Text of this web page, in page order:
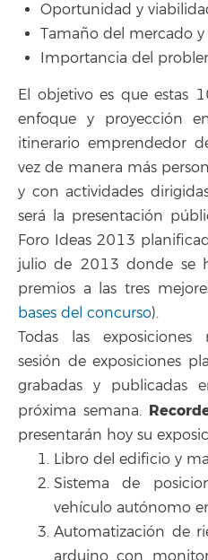
Oportunidad y
Tamaño del mercado y
Importancia del
El objetivo es que estas
enfoque y proyección
itinerario emprendedor
vez de manera más
y con actividades
será la presentación
Foro Ideas 2013
julio de 2013 donde se
premios a las tres
bases del concurso).
Todas las exposiciones
sesión de exposiciones
grabadas y publicadas
próxima semana.
presentarán hoy su
Libro del edificio y
Sistema de
vehículo autónomo
Automatización de
arduino con